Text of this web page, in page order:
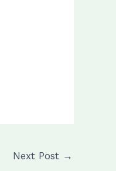
Next Post →